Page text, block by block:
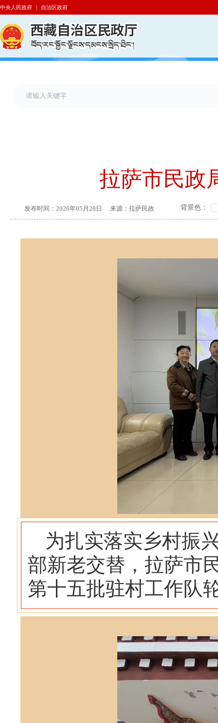
中央人民政府 | 自治区政府
拉萨市民政
发布时间： 2026年05月28日 来源： 拉萨民政 背景色：
为扎实落实乡村振
部新老交替，拉萨市
第十五批驻村工作队